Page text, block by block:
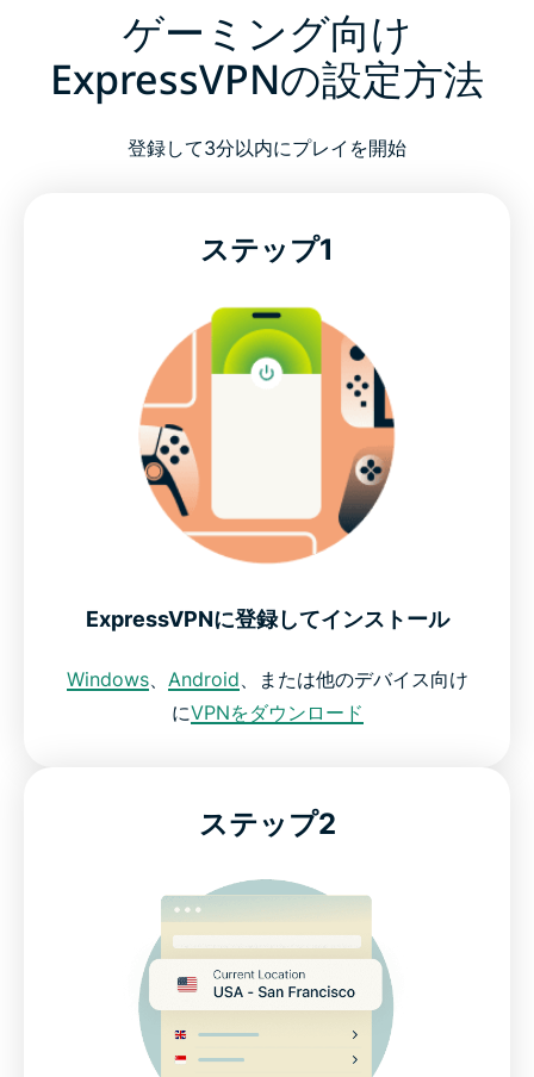
無料VPNをゲームに使えますか？
VPNをゲームで使用することに関する よくある質問
ゲーマーのVPNユーザーのレビュー
ゲーム対応VPNをお試しください
ゲーミング向けExpressVPNの設定方法
最新のExpressVPNゲーミングオファー
高速ゲームに最適な高性能VPN
実際のゲーム環境を想定して設計
お気に入りのゲームに安全に接続
プレイ中のデータと接続を保護
ゲーミングVPNに関するよくある質問
ゲーミング向けExpressVPN：リスクなしで体験
ゲーミング向け
ExpressVPNの設定方法
登録して3分以内にプレイを開始
ステップ1
ExpressVPNに登録してインストール
Windows、 Android 、または他のデバイス向け
にVPNをダウンロード
ステップ2